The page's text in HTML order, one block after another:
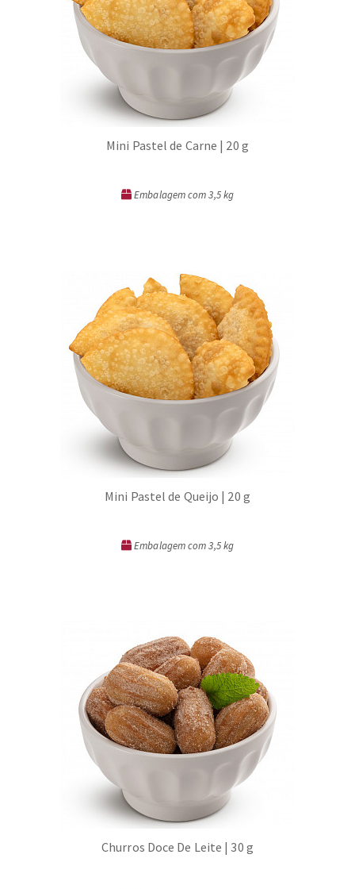
Mini Pastel de Carne | 20 g
Embalagem com 3,5 kg
Mini Pastel de Queijo | 20 g
Embalagem com 3,5 kg
Churros Doce De Leite | 30 g